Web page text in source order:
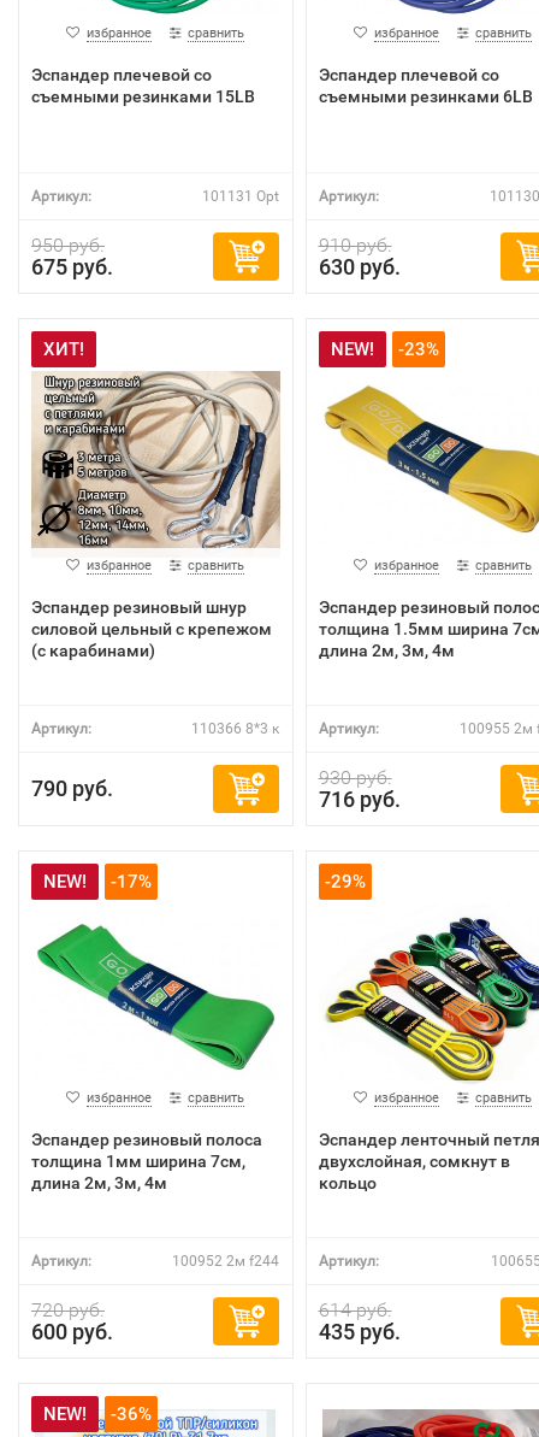
избранное сравнить
Эспандер плечевой со
съемными резинками 15LB
Артикул: 101131 Opt
950 руб.
675 руб.
избранное сравнить
Эспандер плечевой со
съемными резинками 6LB
Артикул:
910 руб.
630 руб.
ХИТ!
избранное сравнить
Эспандер резиновый шнур
силовой цельный с крепежом
(с карабинами)
Артикул: 110366 8*3 к
790 руб.
NEW! -23%
избранное сравнить
Эспандер резиновый
толщина 1.5мм ширина
длина 2м, 3м, 4м
Артикул: 100955 2м
930 руб.
716 руб.
NEW! -17%
избранное сравнить
Эспандер резиновый полоса
толщина 1мм ширина 7см,
длина 2м, 3м, 4м
Артикул: 100952 2м f244
720 руб.
600 руб.
-29%
избранное сравнить
Эспандер ленточный петля
двухслойная, сомкнут в
кольцо
Артикул:
614 руб.
435 руб.
NEW! -36%